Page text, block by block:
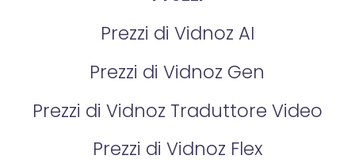
Prezzi di Vidnoz AI
Prezzi di Vidnoz Gen
Prezzi di Vidnoz Traduttore Video
Prezzi di Vidnoz Flex